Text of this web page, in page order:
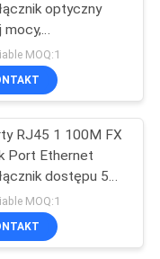
37
optyczny
mocy,
przełącznik
Ethernet DC12V
MOQ:1
RJ45 1 100M FX
Port Ethernet
dostępu 5
MOQ:1